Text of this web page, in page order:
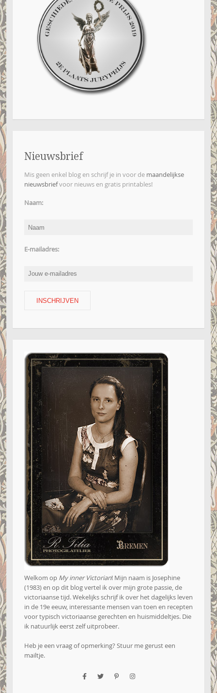
Nieuwsbrief
Mis geen enkel blog en schrijf je in voor de maandelijkse
nieuwsbriefvoor nieuws en gratis printables!
Naam:
E-mailadres:
Welkom op My inner Victorian! Mijn naam is Josephine
(1983) en op dit blog vertel ik over mijn grote passie, de
victoriaanse tijd. Wekelijks schrijf ik over het dagelijks leven
in de 19e eeuw, interessante mensen van toen en recepten
voor typisch victoriaanse gerechten en huismiddeltjes. Die
ik natuurlijk eerst zelf uitprobeer.
Heb je een vraag of opmerking? Stuur me gerust een
mailtje.